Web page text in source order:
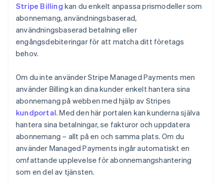
Stripe Billing kan du enkelt anpassa prismodeller som
abonnemang, användningsbaserad,
användningsbaserad betalning eller
engångsdebiteringar för att matcha ditt företags
behov.
Om du inte använder Stripe Managed Payments men
använder Billing kan dina kunder enkelt hantera sina
abonnemang på webben med hjälp av Stripes
kundportal. Med den här portalen kan kunderna själva
hantera sina betalningar, se fakturor och uppdatera
abonnemang – allt på en och samma plats. Om du
använder Managed Payments ingår automatiskt en
omfattande upplevelse för abonnemangshantering
som en del av tjänsten.